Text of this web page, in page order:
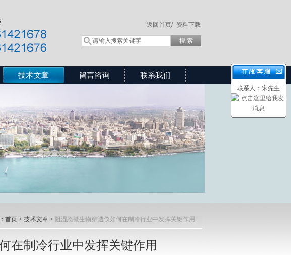
资料下载
返回首页/
技术文章 留言咨询 联系我们
首页 > 技术文章 > 阻湿态微生物穿透仪如何在制冷行业中发挥关键作用
在制冷行业中发挥关键作用
联系人：宋先生